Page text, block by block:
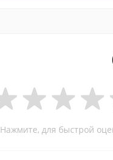
Нажмите, для быстрой